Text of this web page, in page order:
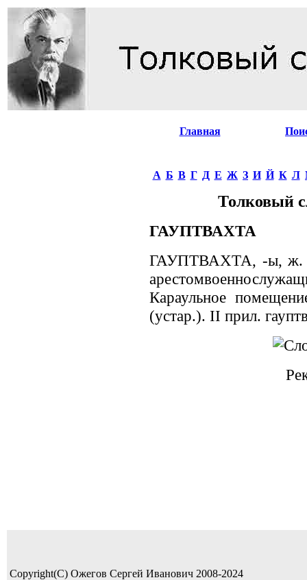
Главная
А Б В Г Д Е Ж З И Й К Л
Толковый
ГАУПТВАХТА
ГАУПТВАХТА, -ы, ж.
Караульное
(устар.). II прил.
Copyright(C) Ожегов Сергей Иванович 2008-2024